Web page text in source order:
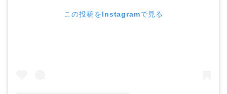
8月19日（水）花火大会＠西屯田通公園
この投稿をInstagramで見る